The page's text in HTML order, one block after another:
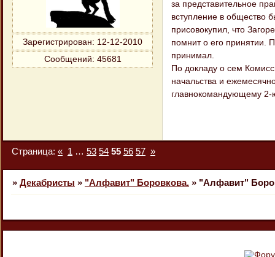
Зарегистрирован: 12-12-2010
Сообщений: 45681
за представительное
вступление в общество
присовокупил, что
помнит о его принятии.
принимал.
По докладу о сем
начальства и
главнокомандующему
Страница: « 1 … 53 54 55 56 57 »
» Декабристы » "Алфавит" Боровкова. » "Алфавит"